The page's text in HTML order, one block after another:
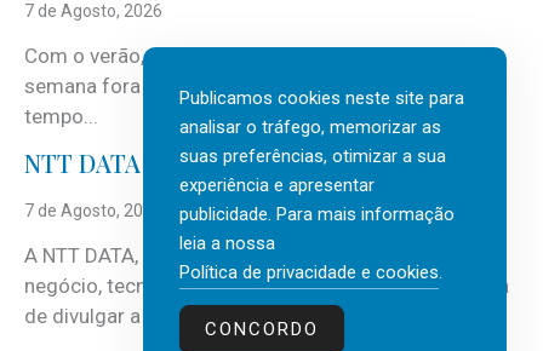
7 de Agosto, 2026
Com o verão, chegam também as férias, os fins-de-
semana fora e os dias em que a casa fica mais
tempo...
NTT DATA Insurtech Global Outlook 2026
7 de Agosto, 2026
A NTT DATA, consultora global em serviços de
negócio, tecnologia e inteligência artificial (IA), acaba
de divulgar a mais recente...
Publicamos cookies neste site para
analisar o tráfego, memorizar as
suas preferências, otimizar a sua
experiência e apresentar
publicidade. Para mais informação
leia a nossa
Política de privacidade e cookies.
CONCORDO